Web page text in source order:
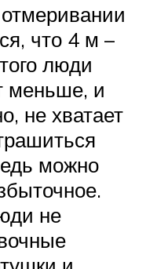
что 4 м –
люди
меньше, и
не хватает
можно
не